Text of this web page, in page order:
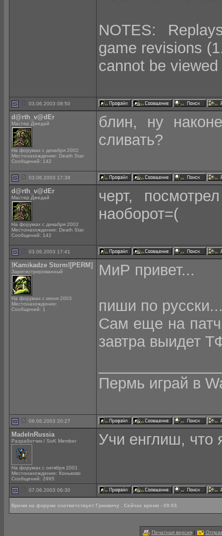
NOTES:
game revisions
cannot be
03.06.2003 08:50
d@rth_v@dEr
Мастер Джедай
На форумах с декабря 2002
Местонахождение: Death Star
Сообщений: 142
блин, ну
сливать?
03.06.2003 17:39
d@rth_v@dEr
Мастер Джедай
На форумах с декабря 2002
Местонахождение: Death Star
Сообщений: 142
черт,
наоборот=(
03.06.2003 17:41
!Kamikadze Storm![PERM]
Зарегистрированный
На форумах с июня 2003
Местонахождение:
Сообщений: 1
МиР привет...
пиши по
Сам еще на
завтра выидет
Пермь играй в
06.06.2003 20:27
MadeInRussia
Разработчик / SoK Member
На форумах с октября 2001
Местонахождение: Коньково
Сообщений: 2995
Учи енглиш, что
07.06.2003 06:30
Время на форуме соответствует Гринвичу . Сейчас время - 09:03.
Печатная версия|